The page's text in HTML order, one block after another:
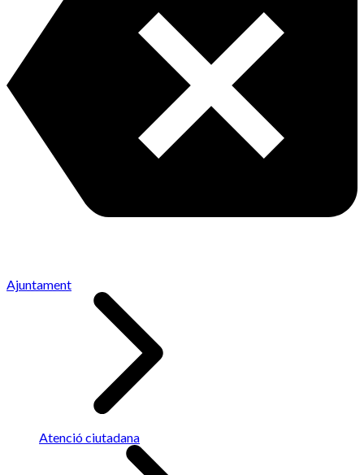
Ajuntament
Atenció ciutadana